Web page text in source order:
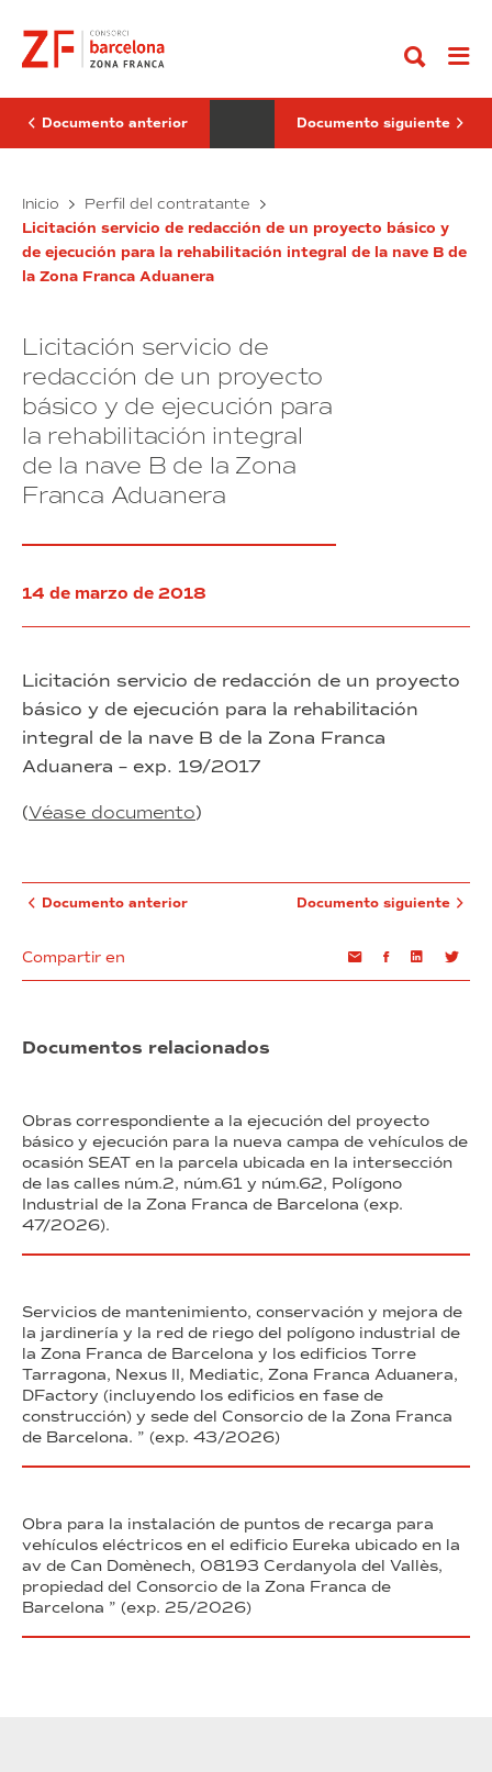
contenido
mejora
de
la
del
eje
Franca
Aduanera
Documento anterior
básico
y
integral
de
la
Franca
Aduanera
Documento siguiente
Inicio Perfil del contratante
Licitación servicio de redacción de un proyecto básico y
de ejecución para la rehabilitación integral de la nave B de
la Zona Franca Aduanera
Licitación servicio de
redacción de un proyecto
básico y de ejecución para
la rehabilitación integral
de la nave B de la Zona
Franca Aduanera
14 de marzo de 2018
Licitación servicio de redacción de un proyecto
básico y de ejecución para la rehabilitación
integral de la nave B de la Zona Franca
Aduanera – exp. 19/2017
(Véase documento)
de
mejora
de
la
eje
central
de
la
Zona
Franca
Aduanera
Documento anterior
Compartir en EmailFacebookLinkedin
Redacción
de
de
ejecución
para
la
nave
Zona
Aduanera
Documento siguiente
Documentos relacionados
Obras correspondiente a la ejecución del proyecto
básico y ejecución para la nueva campa de vehículos de
ocasión SEAT en la parcela ubicada en la intersección
de las calles núm.2, núm.61 y núm.62, Polígono
Industrial de la Zona Franca de Barcelona (exp.
47/2026).
Servicios de mantenimiento, conservación y mejora de
la jardinería y la red de riego del polígono industrial de
la Zona Franca de Barcelona y los edificios Torre
Tarragona, Nexus II, Mediatic, Zona Franca Aduanera,
DFactory (incluyendo los edificios en fase de
construcción) y sede del Consorcio de la Zona Franca
de Barcelona. ” (exp. 43/2026)
Obra para la instalación de puntos de recarga para
vehículos eléctricos en el edificio Eureka ubicado en la
av de Can Domènech, 08193 Cerdanyola del Vallès,
propiedad del Consorcio de la Zona Franca de
Barcelona ” (exp. 25/2026)